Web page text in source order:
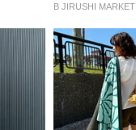
B JIRUSHI MARKET